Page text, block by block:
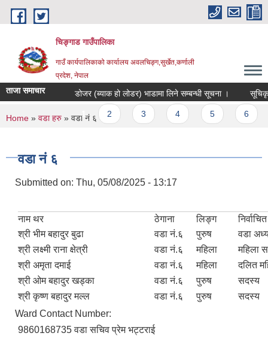
Skip to main content
चिङ्गाड गाउँपालिका
गाउँ कार्यपालिकाको कार्यालय अवलचिङ्ग,सुर्खेत,कर्णाली
प्रदेश, नेपाल
ताजा समाचार डोजर (ब्याक हो लोडर) भाडामा लिने सम्बन्धी सूचना । सूचिकृत
Pages
2
You are here
Home » वडा हरु » वडा नं ६
वडा नं ६
Submitted on: Thu, 05/08/2025 - 13:17
नाम थर ठेगाना लिङ्ग
श्री भीम बहादुर बुढा
वडा नं.६ पुरुष
वडा
श्री लक्ष्मी राना क्षेत्री
वडा नं.६ महिला
महिला
श्री अमृता दमाई
वडा नं.६ महिला
दलित
श्री ओम बहादुर खड्का
वडा नं.६ पुरुष
सदस्य
श्री कृष्ण बहादुर मल्ल
वडा नं.६ पुरुष
सदस्य
Ward Contact Number:
9860168735 वडा सचिव प्रेम भट्टराई